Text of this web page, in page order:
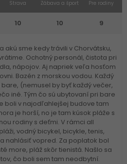
Strava
10
Zábava a šport
10
Pre rodiny
9
sme kedy trávili v Chorvátsku,
Ochotný personál, čistota pri
nápojov. Aj napriek veľa hosťom
Bazén z morskou vodou. Každý
(nemusel by byť každý večer,
iné. Tým čo sú ubytovaní pri bare
boli v najodľahlejšej budove tam
je horší, no je tam kúsok pláže s
rodiny s deťmi. V rámci all
vodný bicykel, bicykle, tenis,
nahlásiť vopred. Za poplatok bol
more, pláž skôr tienistá. Našlo sa
čo boli sem tam neodbytní.